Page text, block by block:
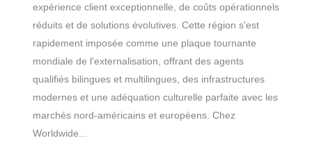
expérience client exceptionnelle, de coûts opérationnels
réduits et de solutions évolutives. Cette région s'est
rapidement imposée comme une plaque tournante
mondiale de l'externalisation, offrant des agents
qualifiés bilingues et multilingues, des infrastructures
modernes et une adéquation culturelle parfaite avec les
marchés nord-américains et européens. Chez
Worldwide...